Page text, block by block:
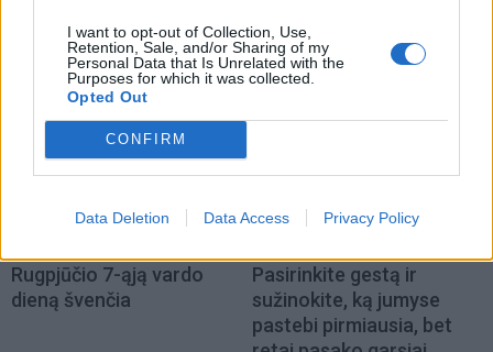
I want to opt-out of Collection, Use,
Retention, Sale, and/or Sharing of my
Personal Data that Is Unrelated with the
Purposes for which it was collected.
Opted Out
CONFIRM
Data Deletion Data Access Privacy Policy
NAUJI
Rugpjūčio 7-ąją vardo
dieną švenčia
Pasirinkite gestą ir
sužinokite, ką jumyse
pastebi pirmiausia, bet